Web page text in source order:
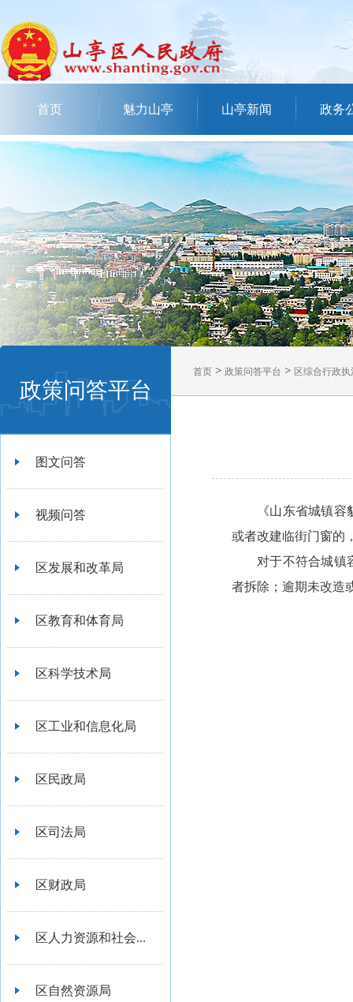
首页 魅力山亭 山亭新闻 政务
政策问答平台
图文问答
视频问答
区发展和改革局
区教育和体育局
区科学技术局
区工业和信息化局
区民政局
区司法局
区财政局
区人力资源和社会...
区自然资源局
首页 > 政策问答平台 > 区综合行政执
《山东省城镇
或者改建临街门窗的
对于不符合城镇
者拆除；逾期未改造